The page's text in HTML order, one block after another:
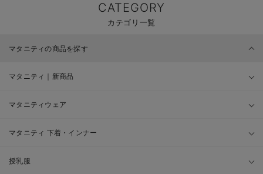
CATEGORY
カテゴリ一覧
マタニティの商品を探す
マタニティ｜新商品
マタニティウェア
マタニティ 下着・インナー
授乳服